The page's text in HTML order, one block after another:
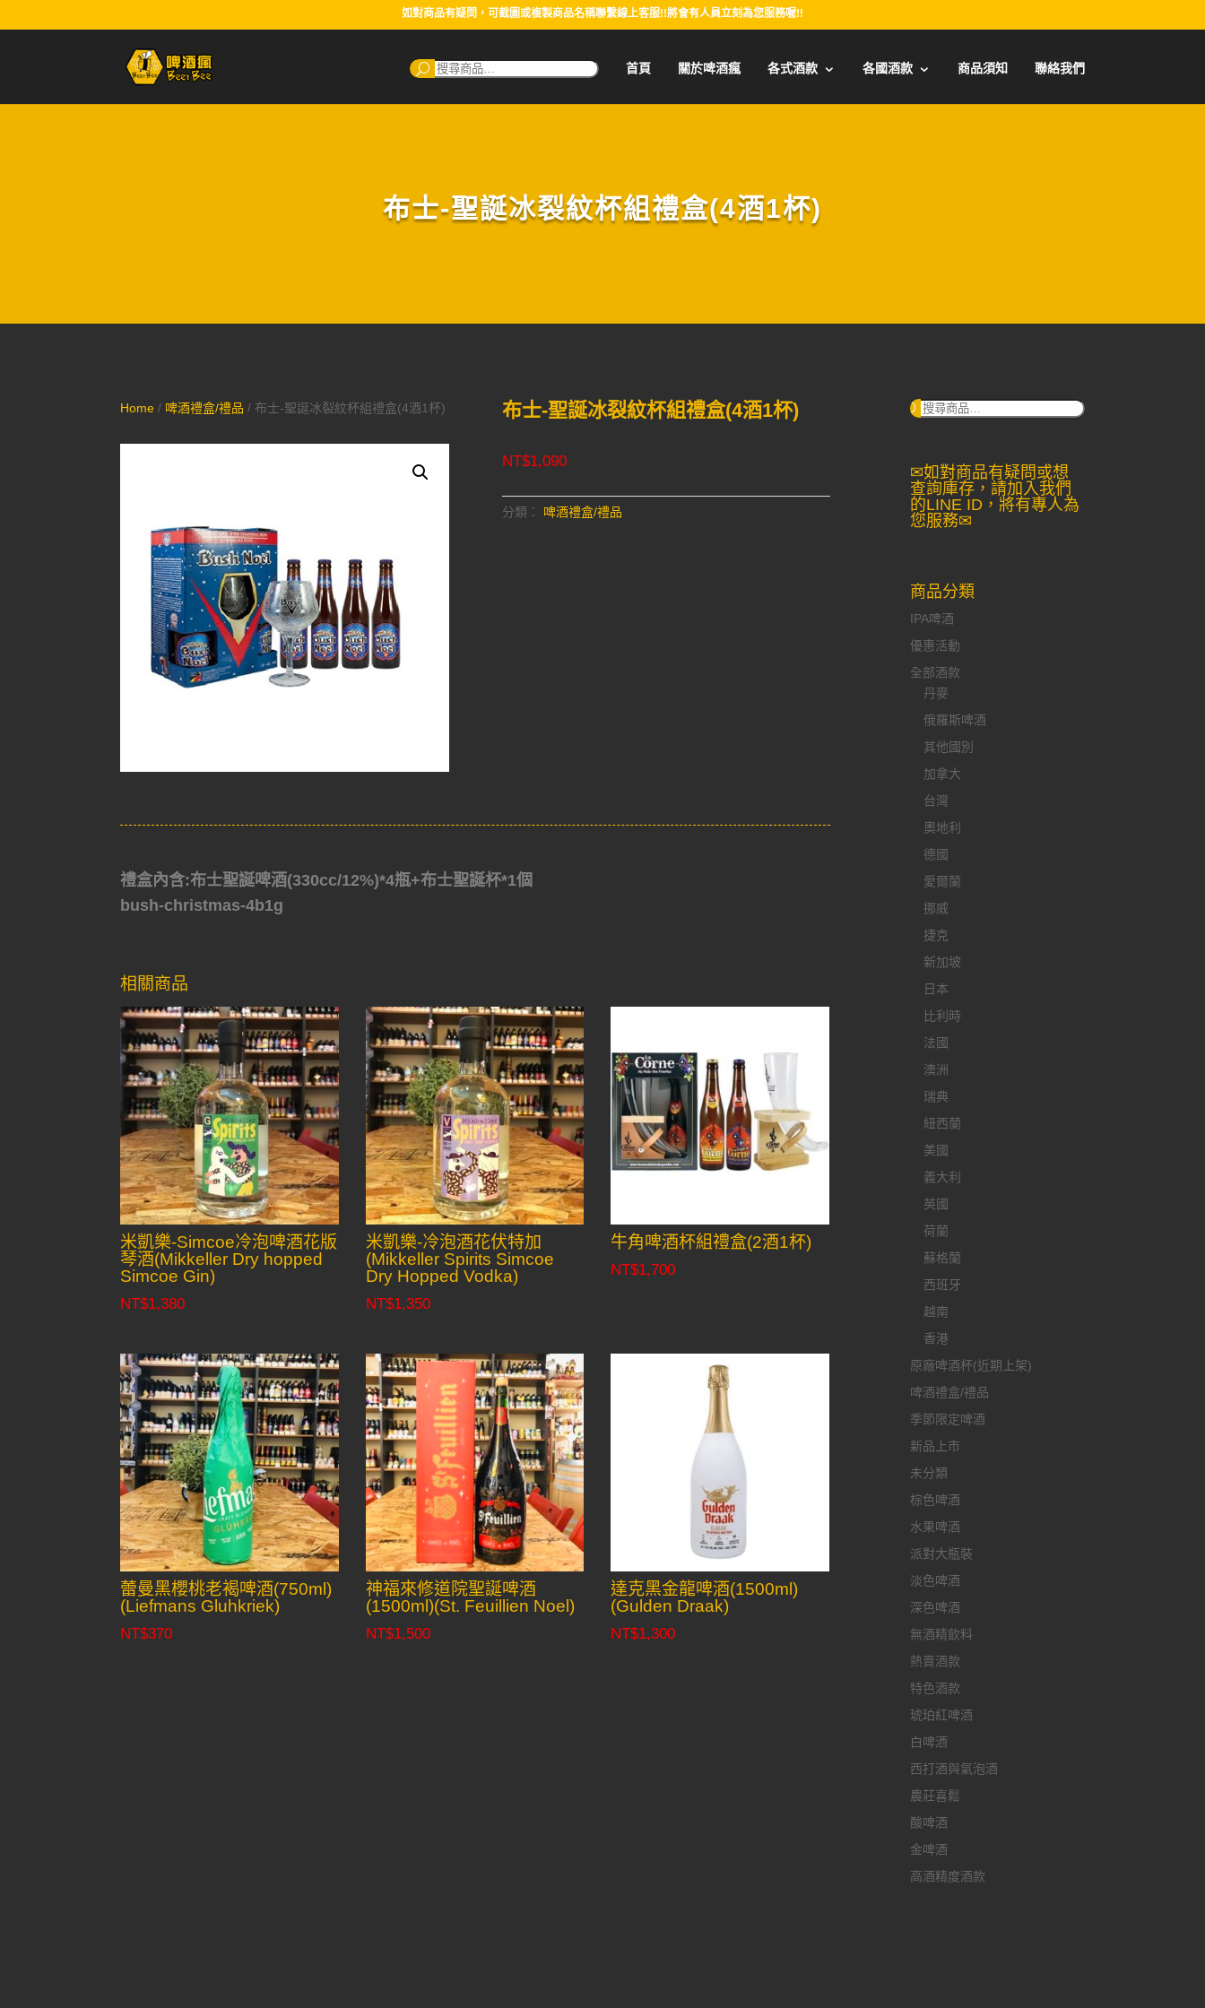
如對商品有疑問，可截圖或複製商品名稱聯繫線上客服!!將會有人員立刻為您服務喔!!
搜
尋：
首頁 關於啤酒瘋 各式酒款 各國酒款 商品須知 聯絡我們
布士-聖誕冰裂紋杯組禮盒(4酒1杯)
Home / 啤酒禮盒/禮品 / 布士-聖誕冰裂紋杯組禮盒(4酒1杯) 布士-聖誕冰裂紋杯組禮盒(4酒1杯)
NT$1,090
分類： 啤酒禮盒/禮品
禮盒內含:布士聖誕啤酒(330cc/12%)*4瓶+布士聖誕杯*1個
bush-christmas-4b1g
相關商品
米凱樂-Simcoe冷泡啤酒花版
琴酒(Mikkeller Dry hopped
Simcoe Gin)
NT$1,380
米凱樂-冷泡酒花伏特加
(Mikkeller Spirits Simcoe
Dry Hopped Vodka)
NT$1,350
牛角啤酒杯組禮盒(2酒1杯)
NT$1,700
蕾曼黑櫻桃老褐啤酒(750ml)
(Liefmans Gluhkriek)
NT$370
神福來修道院聖誕啤酒
(1500ml)(St. Feuillien Noel)
NT$1,500
達克黑金龍啤酒(1500ml)
(Gulden Draak)
NT$1,300
搜
✉如對商品有疑問或想
查詢庫存，請加入我們
的LINE ID，將有專人為
您服務✉
商品分類
IPA啤酒
優惠活動
全部酒款
丹麥
俄羅斯啤酒
其他國別
加拿大
台灣
奧地利
德國
愛爾蘭
挪威
捷克
新加坡
日本
比利時
法國
澳洲
瑞典
紐西蘭
美國
義大利
英國
荷蘭
蘇格蘭
西班牙
越南
香港
原廠啤酒杯(近期上架)
啤酒禮盒/禮品
季節限定啤酒
新品上市
未分類
棕色啤酒
水果啤酒
派對大瓶裝
淡色啤酒
深色啤酒
無酒精飲料
熱賣酒款
特色酒款
琥珀紅啤酒
白啤酒
西打酒與氣泡酒
農莊喜鬆
酸啤酒
金啤酒
高酒精度酒款